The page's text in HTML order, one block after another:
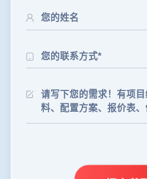
24分钟前 朱先生留言：制砂
张先生留言：碎石机有几